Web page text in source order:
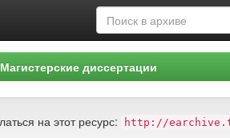
Магистерские диссертации
на этот ресурс: http://